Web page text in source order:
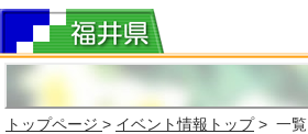
トップページ > イベント情報トップ> 一覧